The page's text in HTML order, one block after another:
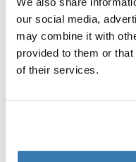
our social media,
may combine it with
provided to them or
of their services.
Información de
Más información
Accesorios